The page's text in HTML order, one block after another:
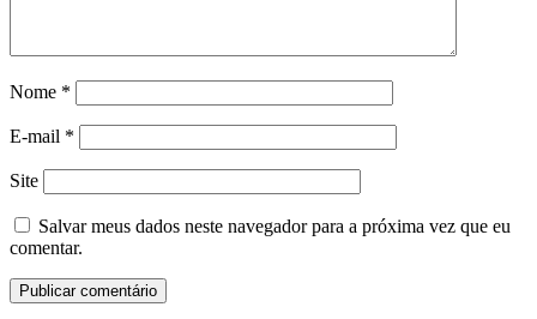
Nome *
E-mail *
Site
Salvar meus dados neste navegador para a próxima vez que eu
comentar.